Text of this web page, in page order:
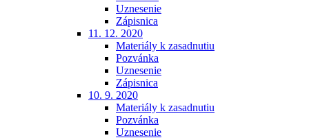
Uznesenie
Zápisnica
11. 12. 2020
Materiály k zasadnutiu
Pozvánka
Uznesenie
Zápisnica
10. 9. 2020
Materiály k zasadnutiu
Pozvánka
Uznesenie